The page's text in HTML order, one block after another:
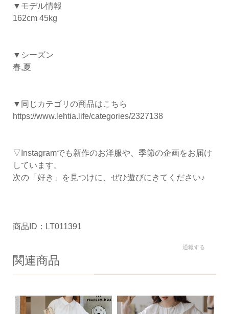
▼モデル情報
162cm 45kg
▼シーズン
春,夏
▼同じカテゴリの商品はこちら
https://www.lehtia.life/categories/2327138
▽Instagramでも新作のお洋服や、季節の企画をお届け
しています。
次の「好き」を見つけに、ぜひ遊びにきてください♪
商品ID：LT011391
通報する
関連商品